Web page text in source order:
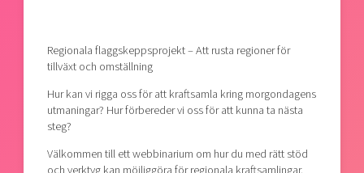
Regionala flaggskeppsprojekt – Att rusta regioner för
tillväxt och omställning
Hur kan vi rigga oss för att kraftsamla kring morgondagens
utmaningar? Hur förbereder vi oss för att kunna ta nästa
steg?
Välkommen till ett webbinarium om hur du med rätt stöd